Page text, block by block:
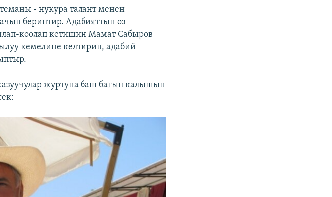
- нукура талант менен
бериптир. Адабияттын өз
коолап кетишин Мамат Сабыров
кемелине келтирип, адабий
журтуна баш багып калышын